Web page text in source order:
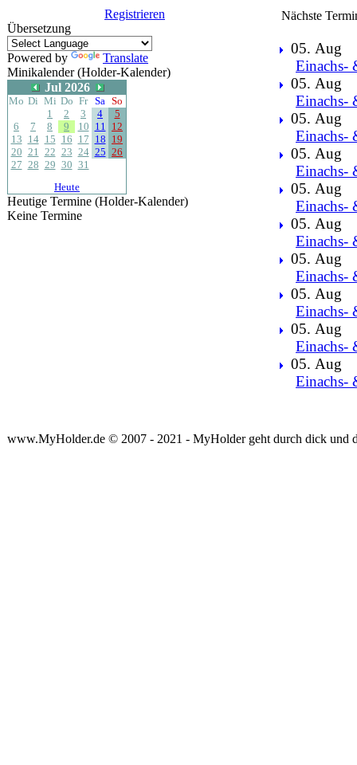
Registrieren
Übersetzung
Powered by
Translate
Minikalender (Holder-Kalender)
Jul 2026
Mo Di Mi Do Fr Sa So
1
2 3 4
5
6
7 8 9 10 11 12
13 14 15 16 17 18 19
20 21 22 23 24 25 26
27 28 29 30 31
Heute
Heutige Termine (Holder-Kalender)
Keine Termine
Nächste
05. Aug
Einachs-
05. Aug
Einachs-
05. Aug
Einachs-
05. Aug
Einachs-
05. Aug
Einachs-
05. Aug
Einachs-
05. Aug
Einachs-
05. Aug
Einachs-
05. Aug
Einachs-
05. Aug
Einachs-
www.MyHolder.de © 2007 - 2021 - MyHolder geht durch dick und